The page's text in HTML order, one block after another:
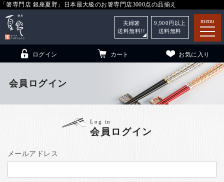
「箸専門店 銀座夏野」日本最大級のお箸専門店3000点の品揃え
menu
（贈答用・自宅用）
銀座夏野・箸長
ログイン カート お気に入り
夫婦箸
送料無料!!
9,900 円以上
送料無料
会員ログイン
Log in
会員ログイン
メールアドレス